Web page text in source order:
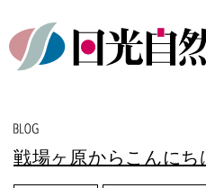
戦場ヶ原からこんにち